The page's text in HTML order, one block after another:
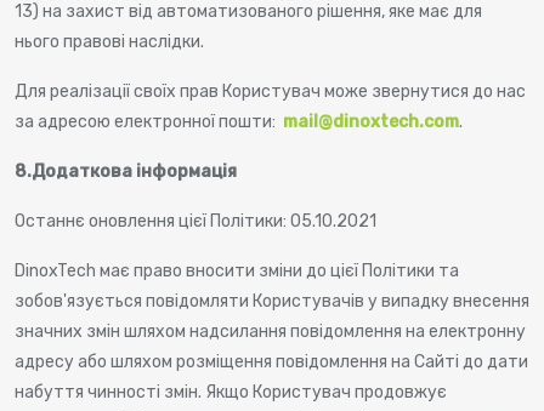
13) на захист від автоматизованого рішення, яке має для
нього правові наслідки.
Для реалізації своїх прав Користувач може звернутися до нас
за адресою електронної пошти: mail@dinoxtech.com.
8.Додаткова інформація
Останнє оновлення цієї Політики: 05.10.2021
DinoxTech має право вносити зміни до цієї Політики та
зобов'язується повідомляти Користувачів у випадку внесення
значних змін шляхом надсилання повідомлення на електронну
адресу або шляхом розміщення повідомлення на Сайті до дати
набуття чинності змін. Якщо Користувач продовжує